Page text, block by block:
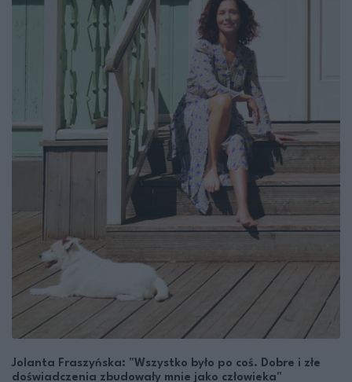
Jolanta Fraszyńska: "Wszystko było po coś. Dobre i złe
doświadczenia zbudowały mnie jako człowieka"